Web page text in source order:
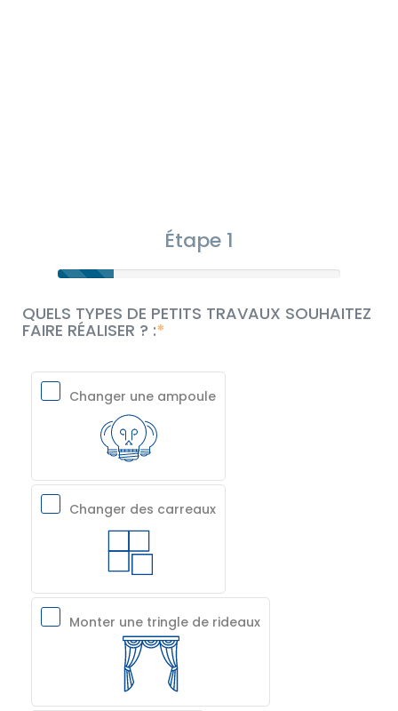
Étape 1
QUELS TYPES DE PETITS TRAVAUX SOUHAITEZ
FAIRE RÉALISER ? :
Changer une ampoule
Changer des carreaux
Monter une tringle de rideaux